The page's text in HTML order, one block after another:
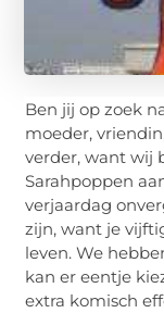
Ben jij op zoek
moeder,
verder, want wij
Sarahpoppen
verjaardag
zijn, want je
leven. We
kan er eentje
extra komisch